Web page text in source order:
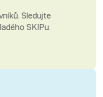
Sledujte
SKIPu.